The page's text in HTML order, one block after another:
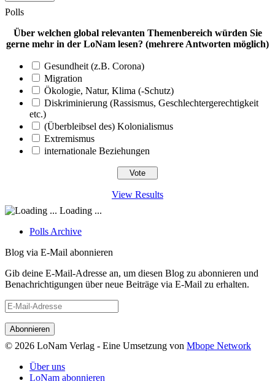
Polls
Über welchen global relevanten Themenbereich würden Sie
gerne mehr in der LoNam lesen? (mehrere Antworten möglich)
Gesundheit (z.B. Corona)
Migration
Ökologie, Natur, Klima (-Schutz)
Diskriminierung (Rassismus, Geschlechtergerechtigkeit
etc.)
(Überbleibsel des) Kolonialismus
Extremismus
internationale Beziehungen
View Results
Loading ...
Polls Archive
Blog via E-Mail abonnieren
Gib deine E-Mail-Adresse an, um diesen Blog zu abonnieren und
Benachrichtigungen über neue Beiträge via E-Mail zu erhalten.
E-
Mail-
Adresse
© 2026 LoNam Verlag - Eine Umsetzung von Mbope Network
Über uns
LoNam abonnieren